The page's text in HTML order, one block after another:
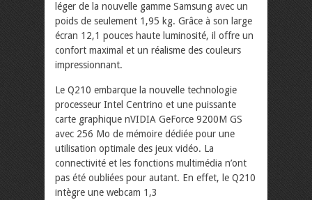
léger de la nouvelle gamme Samsung avec un
poids de seulement 1,95 kg. Grâce à son large
écran 12,1 pouces haute luminosité, il offre un
confort maximal et un réalisme des couleurs
impressionnant.
Le Q210 embarque la nouvelle technologie
processeur Intel Centrino et une puissante
carte graphique nVIDIA GeForce 9200M GS
avec 256 Mo de mémoire dédiée pour une
utilisation optimale des jeux vidéo. La
connectivité et les fonctions multimédia n’ont
pas été oubliées pour autant. En effet, le Q210
intègre une webcam 1,3